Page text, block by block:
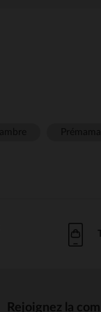
Rejoignez la